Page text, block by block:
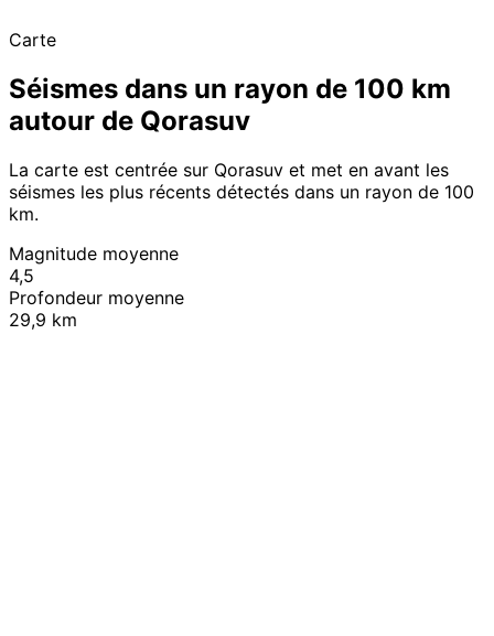
Carte
Séismes dans un rayon de 100 km
autour de Qorasuv
La carte est centrée sur Qorasuv et met en avant les
séismes les plus récents détectés dans un rayon de 100
km.
Magnitude moyenne
4,5
Profondeur moyenne
29,9 km